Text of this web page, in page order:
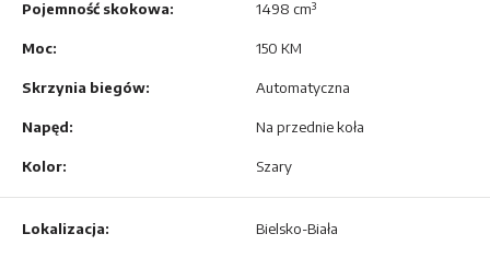
Pojemność skokowa: 1498 cm³
Moc: 150 KM
Skrzynia biegów: Automatyczna
Napęd: Na przednie koła
Kolor: Szary
Lokalizacja: Bielsko-Biała
Golf Variant
Touareg